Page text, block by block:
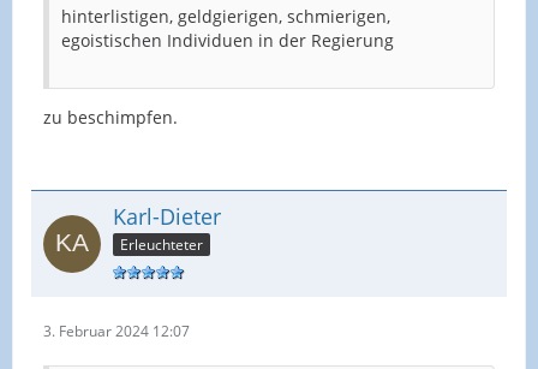
hinterlistigen, geldgierigen, schmierigen,
egoistischen Individuen in der Regierung
zu beschimpfen.
Karl-Dieter
Erleuchteter
3. Februar 2024 12:07